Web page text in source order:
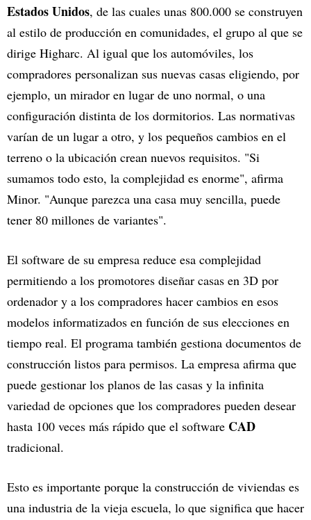
Estados Unidos, de las cuales unas 800.000 se construyen
al estilo de producción en comunidades, el grupo al que se
dirige Higharc. Al igual que los automóviles, los
compradores personalizan sus nuevas casas eligiendo, por
ejemplo, un mirador en lugar de uno normal, o una
configuración distinta de los dormitorios. Las normativas
varían de un lugar a otro, y los pequeños cambios en el
terreno o la ubicación crean nuevos requisitos. "Si
sumamos todo esto, la complejidad es enorme", afirma
Minor. "Aunque parezca una casa muy sencilla, puede
tener 80 millones de variantes".
El software de su empresa reduce esa complejidad
permitiendo a los promotores diseñar casas en 3D por
ordenador y a los compradores hacer cambios en esos
modelos informatizados en función de sus elecciones en
tiempo real. El programa también gestiona documentos de
construcción listos para permisos. La empresa afirma que
puede gestionar los planos de las casas y la infinita
variedad de opciones que los compradores pueden desear
hasta 100 veces más rápido que el software CAD
tradicional.
Esto es importante porque la construcción de viviendas es
una industria de la vieja escuela, lo que significa que hacer